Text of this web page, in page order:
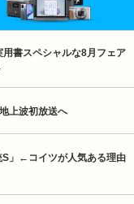
用書スペシャルな8月フェア
上波初放送へ
S」←コイツが人気ある理由